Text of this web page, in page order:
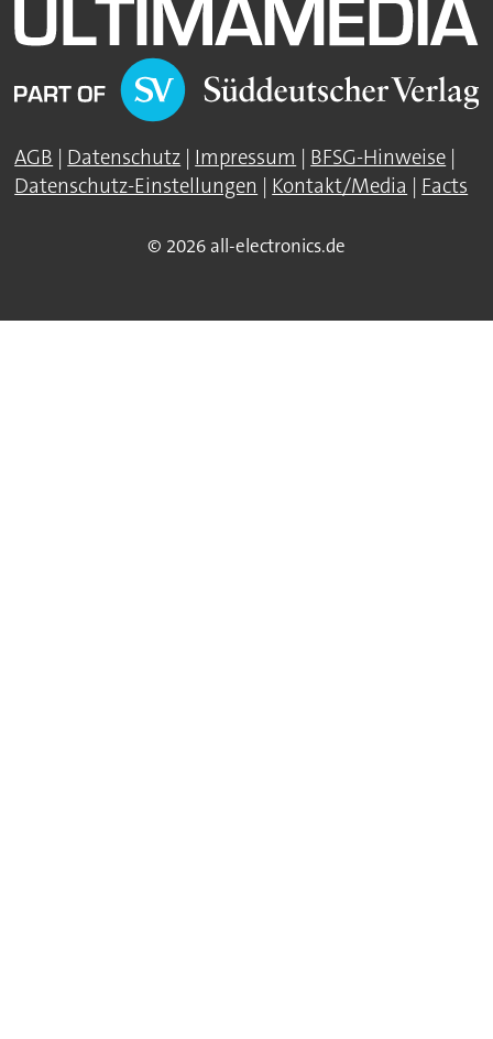
AGB | Datenschutz | Impressum | BFSG-Hinweise |
Datenschutz-Einstellungen | Kontakt/Media | Facts
© 2026 all-electronics.de